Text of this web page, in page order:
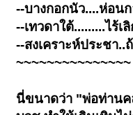
--บางกอกนัว....ห่อน
--เทวดาใต้.........ไร้เ
--สงเคราะห์ประชา
~~~~~~~~~~~~~~~
นี่ขนาดว่า "พ่อท่าน